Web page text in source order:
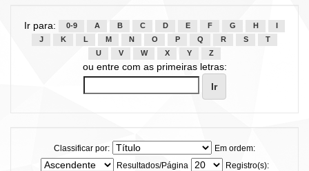
Ir para: 0-9 A B C D E F G H
J
K L M N O P Q R S
T
U
V W X Y Z
ou entre com as primeiras letras:
Classificar por:
Em ordem:
Resultados/Página
Registro(s):